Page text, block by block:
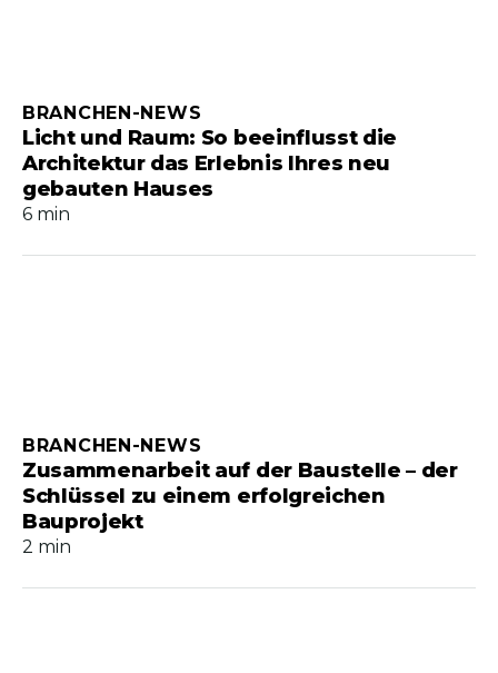
Licht und Raum: So beeinflusst die
Architektur das Erlebnis Ihres neu
gebauten Hauses
BRANCHEN-NEWS
6 min
Zusammenarbeit auf der Baustelle – der
Schlüssel zu einem erfolgreichen
Bauprojekt
BRANCHEN-NEWS
2 min